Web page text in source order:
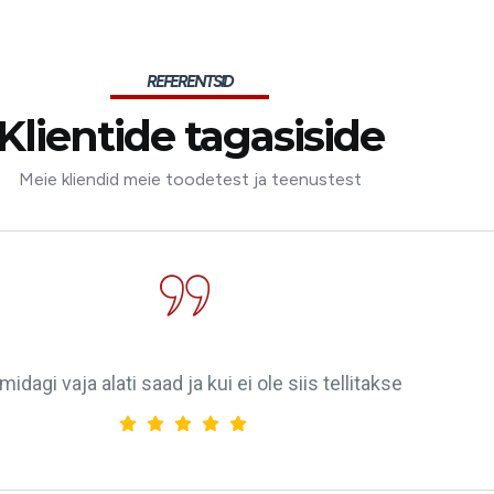
REFERENTSID
tagasiside
Meie kliendid meie toodetest ja teenustest
vaja alati saad ja kui ei ole siis tellitakse